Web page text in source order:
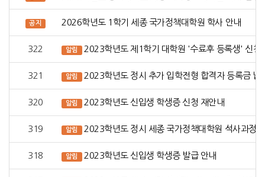
공지 2026학년도 1학기 세종 국가정책대학원 학사 안내
322 알림 2023학년도 제1학기 대학원 '수료후 등록생' 신청
321 알림 2023학년도 정시 추가 입학전형 합격자 등록금 납
320 알림 2023학년도 신입생 학생증 신청 재안내
319 알림 2023학년도 정시 세종 국가정책대학원 석사과정
318 알림 2023학년도 신입생 학생증 발급 안내